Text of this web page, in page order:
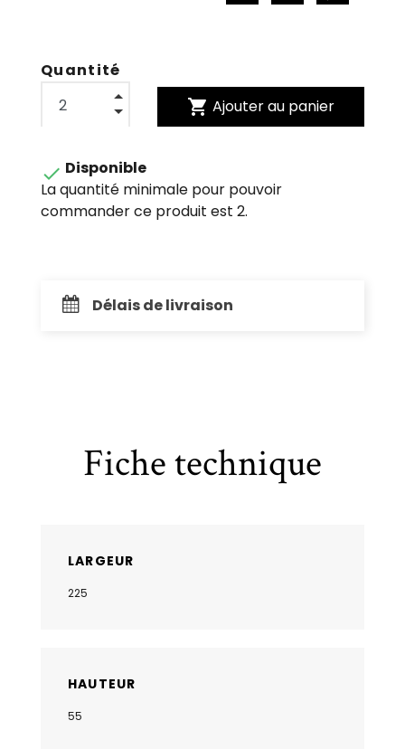
Quantité
shopping_cart Ajouter au panier
 Disponible
La quantité minimale pour pouvoir
commander ce produit est 2.
Délais de livraison
Fiche technique
LARGEUR
225
HAUTEUR
55